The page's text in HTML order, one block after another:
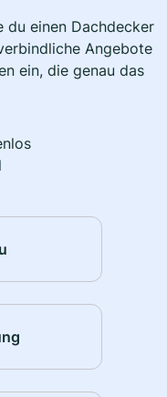
du einen Dachdecker
Angebote
ein, die genau das